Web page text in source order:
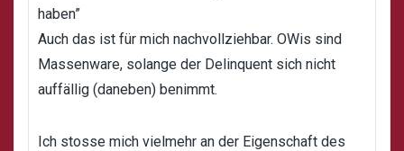
haben”
Auch das ist für mich nachvollziehbar. OWis sind
Massenware, solange der Delinquent sich nicht
auffällig (daneben) benimmt.
Ich stosse mich vielmehr an der Eigenschaft des